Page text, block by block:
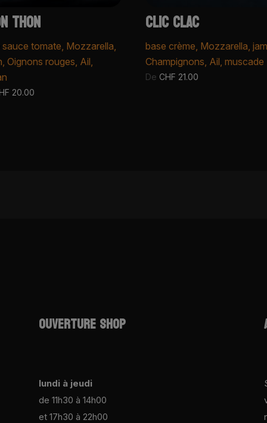
THON
sauce tomate, Mozzarella,
Oignons rouges, Ail,
20.00
CLIC CLAC
base crème, Mozzarella,
Champignons, Ail, muscade
De CHF 21.00
OUVERTURE SHOP
lundi à jeudi
de 11h30 à 14h00
et 17h30 à 22h00